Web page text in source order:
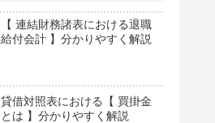
【 連結財務諸表における退職
給付会計 】分かりやすく解説
貸借対照表における【 買掛金
とは 】分かりやすく解説